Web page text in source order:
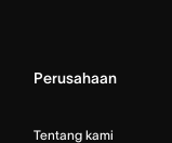
Perusahaan
Tentang kami